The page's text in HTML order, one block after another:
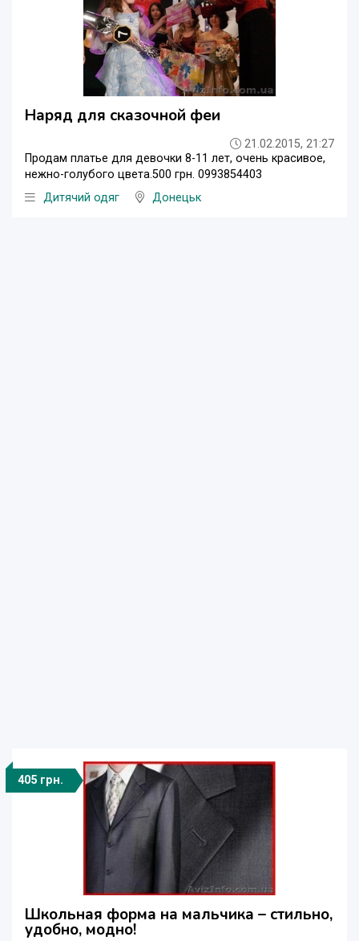
Наряд для сказочной феи
21.02.2015, 21:27
Продам платье для девочки 8-11 лет, очень красивое,
нежно-голубого цвета.500 грн. 0993854403
Дитячий одяг
Донецьк
405 грн.
Школьная форма на мальчика – стильно,
удобно, модно!